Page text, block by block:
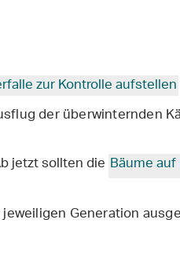
zur Kontrolle aufstellen
der überwinternden
jetzt sollten die Bäume
Generation